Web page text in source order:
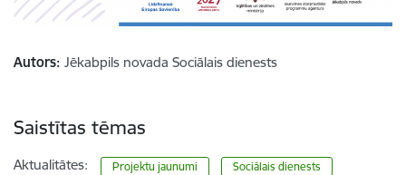
Autors: Jēkabpils novada Sociālais dienests
Saistītas tēmas
Aktualitātes: Projektu jaunumi Sociālais dienests